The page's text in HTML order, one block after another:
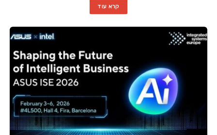
קרא עוד